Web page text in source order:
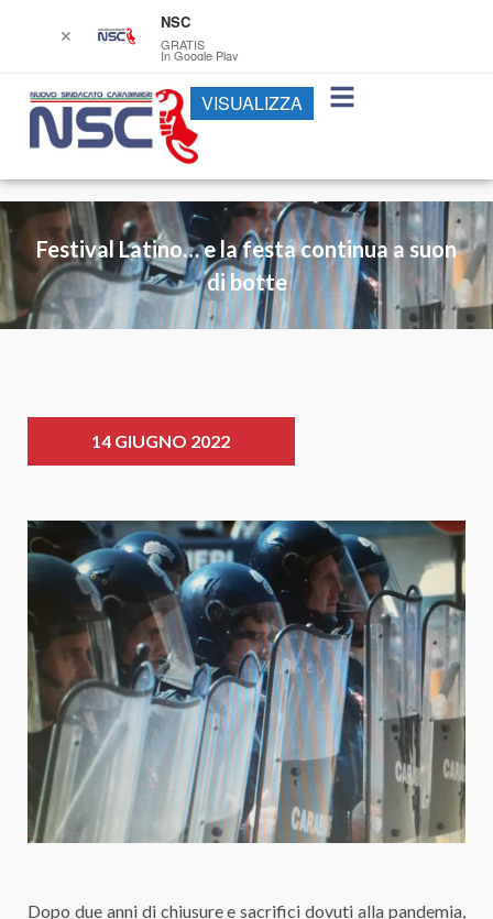
Festival Latino… e la festa continua a suon
di botte
14 GIUGNO 2022
Dopo due anni di chiusure e sacrifici dovuti alla pandemia,
✕
NSC
GRATIS
In Google Play
VISUALIZZA